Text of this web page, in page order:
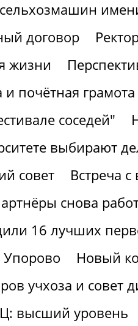
договор
жизни
почётная
соседей"
выбирают
совет
Встреча
снова
16 лучших
Новый
учхоза и совет
высший уровень